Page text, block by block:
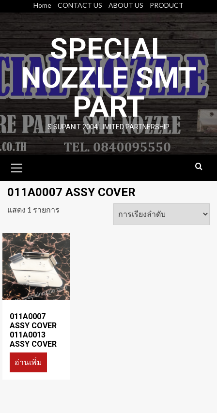
content
Home CONTACT US ABOUT US PRODUCT
SPECIAL
NOZZLE SMT
PART
S.SUPANIT 2004 LIMITED PARTNERSHIP
Menu
011A0007 ASSY COVER
แสดง 1 รายการ
011A0007
ASSY COVER
011A0013
ASSY COVER
อ่านเพิ่ม